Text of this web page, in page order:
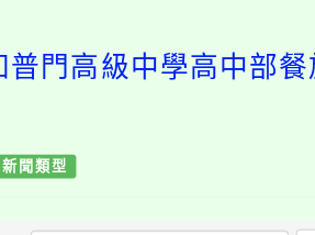
門高級中學高中部
新聞類型